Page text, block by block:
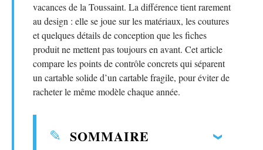
vacances de la Toussaint. La différence tient rarement
au design : elle se joue sur les matériaux, les coutures
et quelques détails de conception que les fiches
produit ne mettent pas toujours en avant. Cet article
compare les points de contrôle concrets qui séparent
un cartable solide d’un cartable fragile, pour éviter de
racheter le même modèle chaque année.
SOMMAIRE